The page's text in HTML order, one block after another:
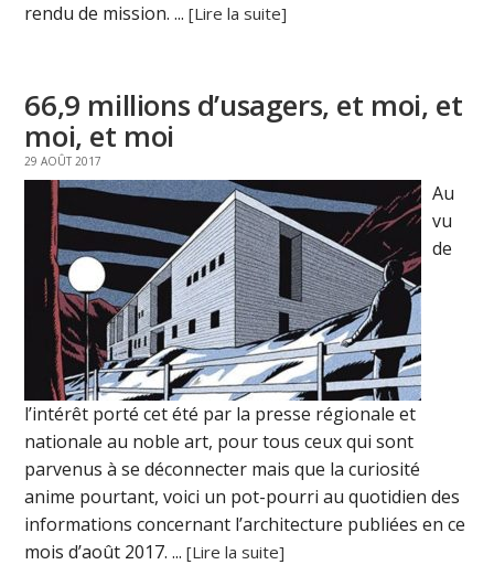
rendu de mission. ...[Lire la suite]
66,9 millions d’usagers, et moi, et
moi, et moi
29 AOÛT 2017
Au
vu
de
l’intérêt porté cet été par la presse régionale et
nationale au noble art, pour tous ceux qui sont
parvenus à se déconnecter mais que la curiosité
anime pourtant, voici un pot-pourri au quotidien des
informations concernant l’architecture publiées en ce
mois d’août 2017. ...[Lire la suite]